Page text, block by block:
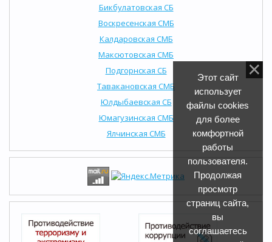
Бикбулатовская СБ
Воскресенская СМБ
Калдаровская СМБ
Максютовская СМБ
Подгорнская СБ
Тавакановская СМБ
Юлдыбаевская СБ
Юмагузинская СМБ
Ялчинская СМБ
Этот сайт
использует
файлы cookies
для более
комфортной
работы
пользователя.
Продолжая
просмотр
страниц сайта,
вы
соглашаетесь